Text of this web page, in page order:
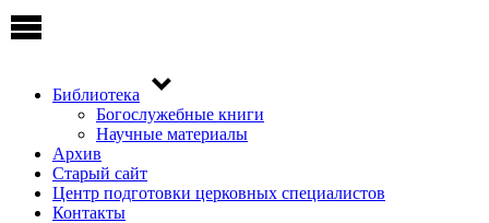
Библиотека
Богослужебные книги
Научные материалы
Архив
Старый сайт
Центр подготовки церковных специалистов
Контакты